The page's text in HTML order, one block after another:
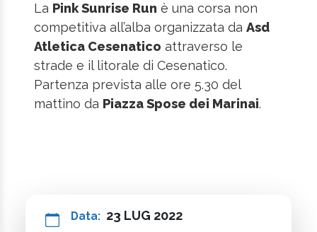
La Pink Sunrise Run è una corsa non
competitiva all’alba organizzata da Asd
Atletica Cesenatico attraverso le
strade e il litorale di Cesenatico.
Partenza prevista alle ore 5.30 del
mattino da Piazza Spose dei Marinai.
Data: 23 LUG 2022